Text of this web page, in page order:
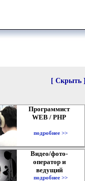
[ Скрыть ]
Программист
WEB / PHP
подробнее >>
Видео/фото-
оператор и
ведущий
подробнее >>